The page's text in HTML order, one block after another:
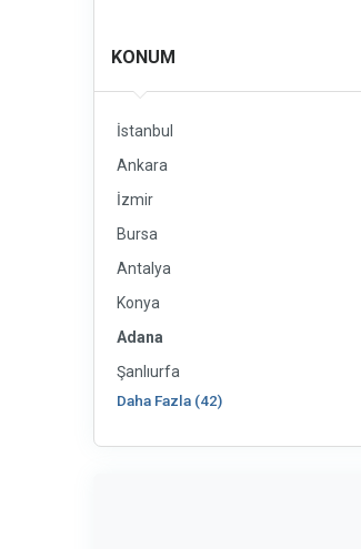
KONUM
İstanbul
Ankara
İzmir
Bursa
Antalya
Konya
Adana
Şanlıurfa
Daha Fazla (42)